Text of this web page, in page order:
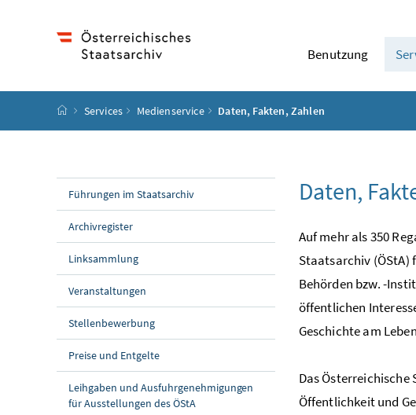
Benutzung
Startseite
Services Medienservice Daten, Fakten, Zahlen
Führungen im Staatsarchiv
Archivregister
Linksammlung
Veranstaltungen
Stellenbewerbung
Preise und Entgelte
Leihgaben und Ausfuhrgenehmigungen
für Ausstellungen des ÖStA
Daten,
Auf mehr als 350
Staatsarchiv (ÖStA)
Behörden bzw. -
öffentlichen
Geschichte am
Das
Öffentlichkeit und